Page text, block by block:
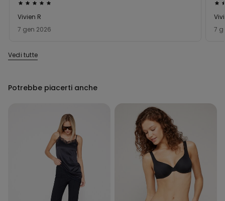
Valutato
5
su
7 gen 2026
Vivien R
5
su
7
Vedi tutte
Potrebbe piacerti anche